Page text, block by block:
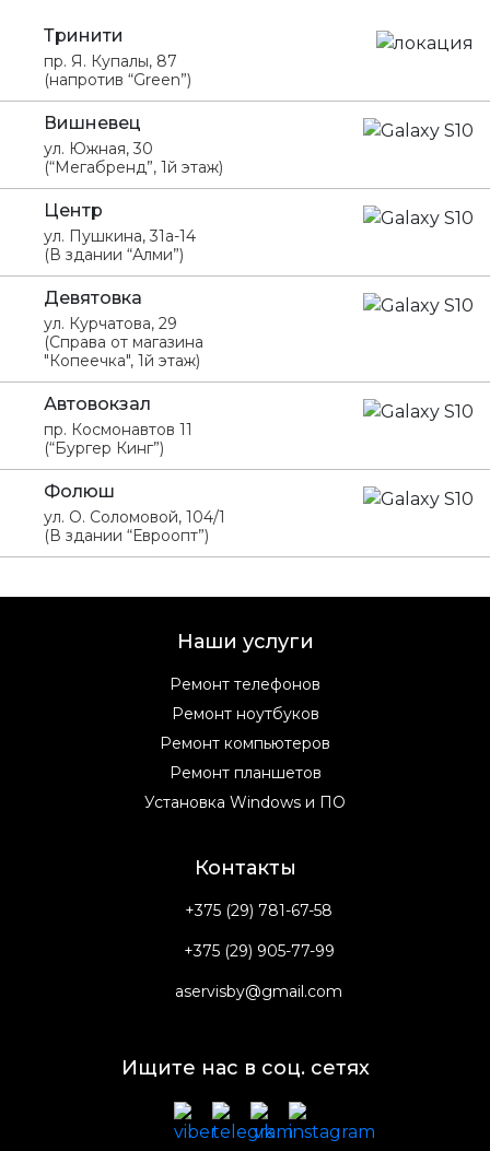
Тринити
пр. Я. Купалы, 87
(напротив “Green”)
Вишневец
ул. Южная, 30
(“Мегабренд”, 1й этаж)
Центр
ул. Пушкина, 31а-14
(В здании “Алми”)
Девятовка
ул. Курчатова, 29
(Справа от магазина
"Копеечка", 1й этаж)
Автовокзал
пр. Космонавтов 11
(“Бургер Кинг”)
Фолюш
ул. О. Соломовой, 104/1
(В здании “Евроопт”)
Наши услуги
Ремонт телефонов
Ремонт ноутбуков
Ремонт компьютеров
Ремонт планшетов
Установка Windows и ПО
Контакты
+375 (29) 781-67-58
+375 (29) 905-77-99
aservisby@gmail.com
Ищите нас в соц. сетях